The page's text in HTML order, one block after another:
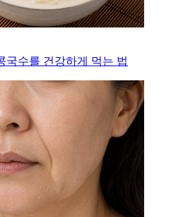
국수를 건강하게 먹는 법